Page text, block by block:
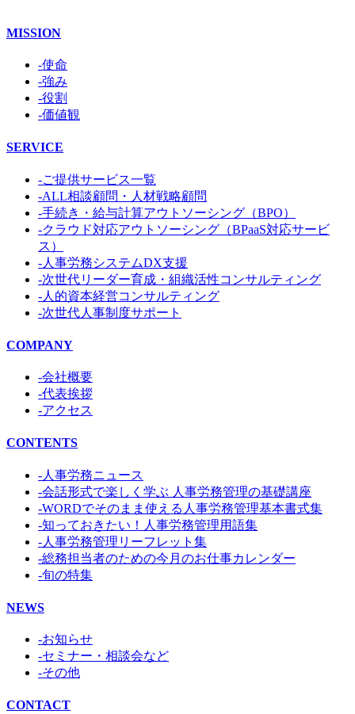
MISSION
-使命
-強み
-役割
-価値観
SERVICE
-ご提供サービス一覧
-ALL相談顧問・人材戦略顧問
-手続き・給与計算アウトソーシング（BPO）
-クラウド対応アウトソーシング（BPaaS対応サービ
ス）
-人事労務システムDX支援
-次世代リーダー育成・組織活性コンサルティング
-人的資本経営コンサルティング
-次世代人事制度サポート
COMPANY
-会社概要
-代表挨拶
-アクセス
CONTENTS
-人事労務ニュース
-会話形式で楽しく学ぶ 人事労務管理の基礎講座
-WORDでそのまま使える人事労務管理基本書式集
-知っておきたい！人事労務管理用語集
-人事労務管理リーフレット集
-総務担当者のための今月のお仕事カレンダー
-旬の特集
NEWS
-お知らせ
-セミナー・相談会など
-その他
CONTACT